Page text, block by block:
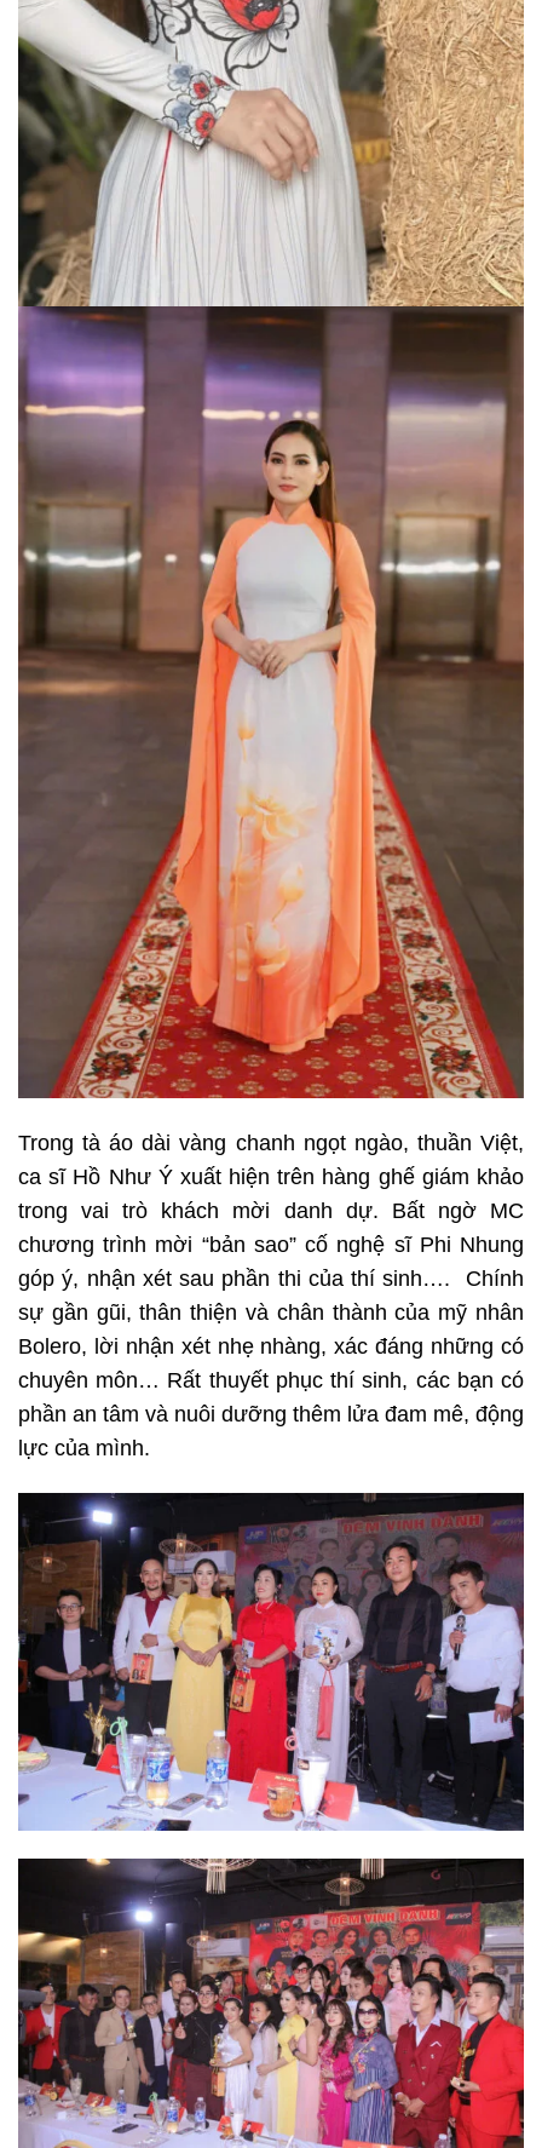
Trong tà áo dài vàng chanh ngọt ngào, thuần Việt,
ca sĩ Hồ Như Ý xuất hiện trên hàng ghế giám khảo
trong vai trò khách mời danh dự. Bất ngờ MC
chương trình mời “bản sao” cố nghệ sĩ Phi Nhung
góp ý, nhận xét sau phần thi của thí sinh…. Chính
sự gần gũi, thân thiện và chân thành của mỹ nhân
Bolero, lời nhận xét nhẹ nhàng, xác đáng những có
chuyên môn… Rất thuyết phục thí sinh, các bạn có
phần an tâm và nuôi dưỡng thêm lửa đam mê, động
lực của mình.